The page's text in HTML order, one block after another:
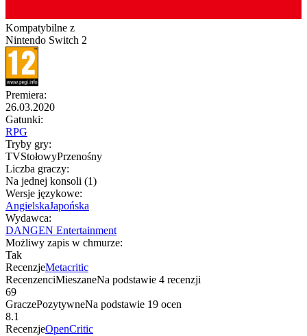
Kompatybilne z
Nintendo Switch 2
Premiera:
26.03.2020
Gatunki:
RPG
Tryby gry:
TVStołowyPrzenośny
Liczba graczy:
Na jednej konsoli (1)
Wersje językowe:
AngielskaJapońska
Wydawca:
DANGEN Entertainment
Możliwy zapis w chmurze:
Tak
RecenzjeMetacritic
RecenzenciMieszaneNa podstawie 4 recenzji
69
GraczePozytywneNa podstawie 19 ocen
8.1
RecenzjeOpenCritic